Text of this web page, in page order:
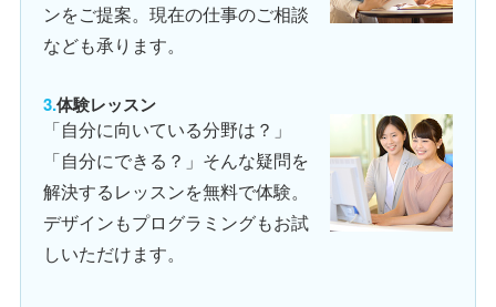
ンをご提案。現在の仕事のご相談
なども承ります。
体験レッスン
「自分に向いている分野は？」
「自分にできる？」そんな疑問を
解決するレッスンを無料で体験。
デザインもプログラミングもお試
しいただけます。